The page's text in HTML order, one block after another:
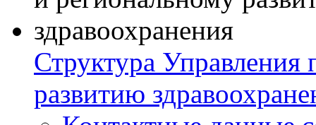
Структура
развитию